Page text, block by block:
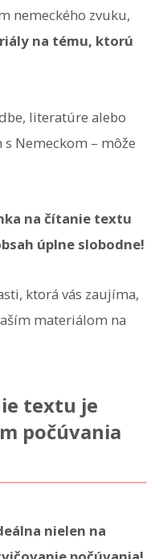
nemeckého zvuku,
na tému, ktorú
literatúre alebo
Nemeckom – môže
na čítanie textu
úplne slobodne!
ktorá vás zaujíma,
materiálom na
textu je
počúvania
nielen na